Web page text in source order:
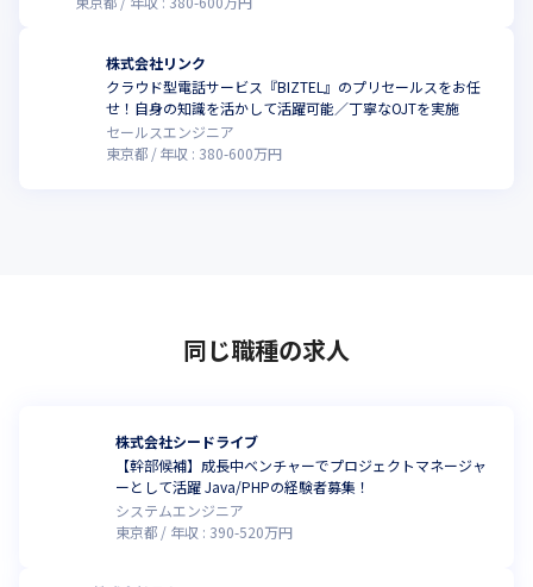
株式会社リンク
クラウド型電話サービス『BIZTEL』のプリセールスをお任
せ！自身の知識を活かして活躍可能／丁寧なOJTを実施
セールスエンジニア
東京都
年収 : 380-600万円
同じ職種の求人
株式会社シードライブ
【幹部候補】成長中ベンチャーでプロジェクトマネージャ
ーとして活躍 Java/PHPの経験者募集！
システムエンジニア
東京都
年収 : 390-520万円